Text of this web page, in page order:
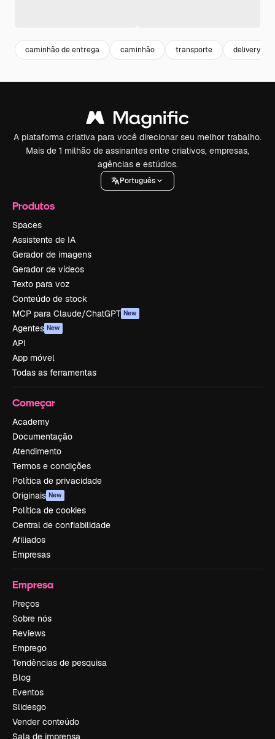
caminhão de entrega caminhão transporte delivery
A plataforma criativa para você direcionar seu melhor trabalho.
Mais de 1 milhão de assinantes entre criativos, empresas,
agências e estúdios.
Português
Produtos
Spaces
Assistente de IA
Gerador de imagens
Gerador de vídeos
Texto para voz
Conteúdo de stock
MCP para Claude/ChatGPT New
Agentes New
API
App móvel
Todas as ferramentas
Começar
Academy
Documentação
Atendimento
Termos e condições
Política de privacidade
Originais New
Política de cookies
Central de confiabilidade
Afiliados
Empresas
Empresa
Preços
Sobre nós
Reviews
Emprego
Tendências de pesquisa
Blog
Eventos
Slidesgo
Vender conteúdo
Sala de imprensa